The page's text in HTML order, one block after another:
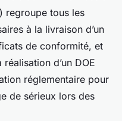
regroupe tous les
à la livraison d’un
de conformité, et
d’un DOE
réglementaire pour
de sérieux lors des